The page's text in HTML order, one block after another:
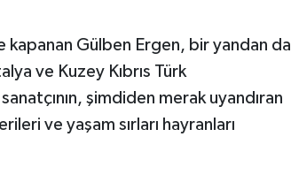
kapanan Gülben Ergen, bir yandan da
ve Kuzey Kıbrıs Türk
şimdiden merak uyandıran
ve yaşam sırları hayranları